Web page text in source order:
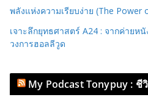
พลังแห่งความเรียบง่าย (The Power
เจาะลึกยุทธศาสตร์ A24 : จากค่าย
วงการฮอลลีวูด
My Podcast Tonypuy : ชี